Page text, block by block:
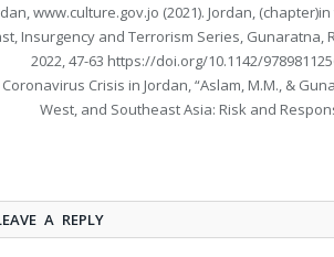
www.culture.gov.jo (2021). Jordan,
Insurgency and Terrorism Series, Gunaratna,
2022, 47-63 https://doi.org/10.1142/
Coronavirus Crisis in Jordan, “Aslam, M.M., &
West, and Southeast Asia: Risk and
A REPLY